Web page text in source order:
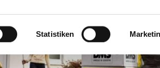
Statistiken